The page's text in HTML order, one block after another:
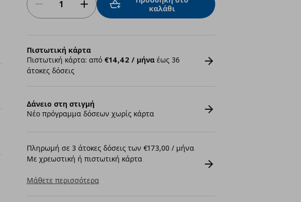
καλάθι
Πιστωτική κάρτα
Πιστωτική κάρτα: από €14,42 / μήναέως 36
άτοκες δόσεις
Δάνειο στη στιγμή
Νέο πρόγραμμα δόσεων χωρίς κάρτα
Πληρωμή σε 3 άτοκες δόσεις των €173,00 / μήνα
Με χρεωστική ή πιστωτική κάρτα
Μάθετε περισσότερα